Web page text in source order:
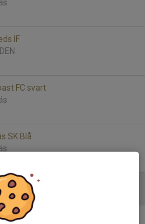
IF
FC svart
SK Blå
IF